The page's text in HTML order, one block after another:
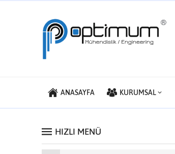
ANASAYFA KURUMSAL
HIZLI MENÜ